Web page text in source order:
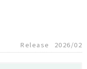
Release
2026/02